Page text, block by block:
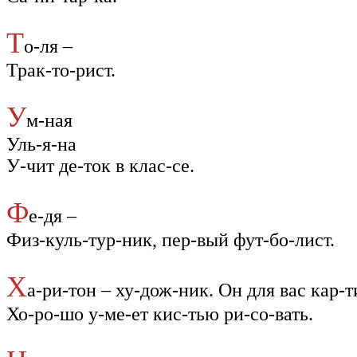
То-ля –
Трак-то-рист.
Ум-ная
Уль-я-на
У-чит де-ток в клас-се.
Фе-дя –
Физ-куль-тур-ник, пер-вый фут-бо-лист.
Ха-ри-тон – ху-дож-ник. Он для вас кар-
Хо-ро-шо у-ме-ет кис-тью ри-со-вать.